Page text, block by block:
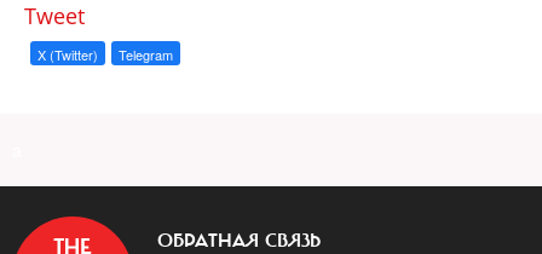
Tweet
X (Twitter) Telegram
ОБРАТНАЯ СВЯЗЬ